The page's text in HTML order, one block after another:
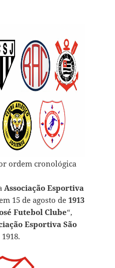
ordem cronológica
Associação Esportiva
15 de agosto de 1913
Futebol Clube“,
Esportiva São